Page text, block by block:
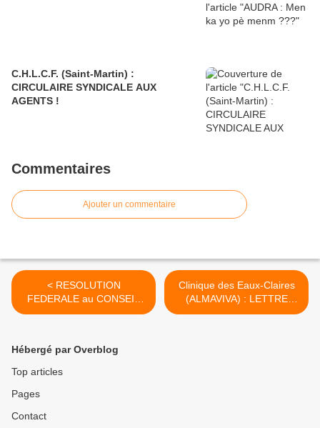
C.H.L.C.F. (Saint-Martin) :
CIRCULAIRE SYNDICALE AUX
AGENTS !
Commentaires
Ajouter un commentaire
< RESOLUTION
FEDERALE au CONSEIL
FEDERAL DU VENDREDI
COLLECTIVE DES
ETABLISSEMENTS DE
Clinique des Eaux-Claires
(ALMAVIVA) : LETTRE
OUVERTE AU
Hébergé par Overblog
Top articles
Pages
Contact